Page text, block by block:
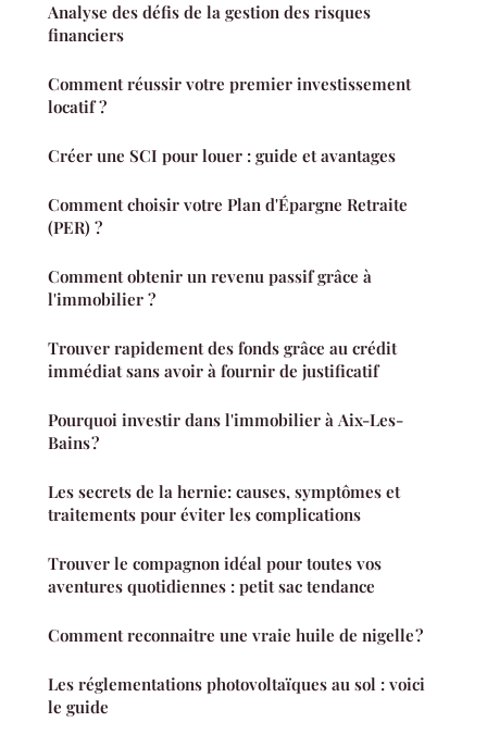
Analyse des défis de la gestion des risques
financiers
Comment réussir votre premier investissement
locatif ?
Créer une SCI pour louer : guide et avantages
Comment choisir votre Plan d'Épargne Retraite
(PER) ?
Comment obtenir un revenu passif grâce à
l'immobilier ?
Trouver rapidement des fonds grâce au crédit
immédiat sans avoir à fournir de justificatif
Pourquoi investir dans l'immobilier à Aix-Les-
Bains ?
Les secrets de la hernie: causes, symptômes et
traitements pour éviter les complications
Trouver le compagnon idéal pour toutes vos
aventures quotidiennes : petit sac tendance
Comment reconnaitre une vraie huile de nigelle ?
Les réglementations photovoltaïques au sol : voici
le guide